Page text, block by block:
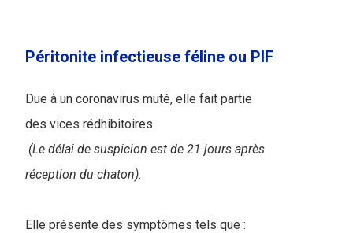
Péritonite infectieuse féline ou PIF
Due à un coronavirus muté, elle fait partie
des vices rédhibitoires.
(Le délai de suspicion est de 21 jours après
réception du chaton).
Elle présente des symptômes tels que :